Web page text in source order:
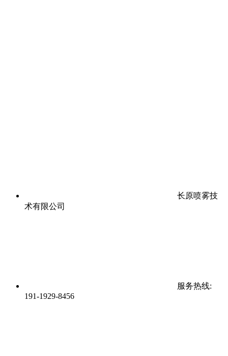
长原喷雾技
术有限公司
服务热线:
191-1929-8456